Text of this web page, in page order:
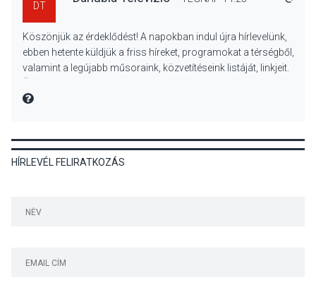
Színek, közösség és
hagyomány – kiállítás
nyitotta meg az idei Irány
KULTÚRA 2026 AUG 05
Mordái folk-rock koncert
DT
Köszönjük az érdeklődést! A napokban indul újra hírlevelünk,
ebben hetente küldjük a friss híreket, programokat a térségből,
valamint a legújabb műsoraink, közvetítéseink listáját, linkjeit.
MIRE MONDTA
HÍRLEVÉL FELIRATKOZÁS